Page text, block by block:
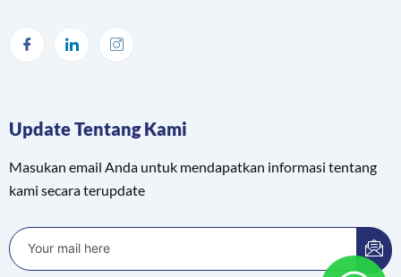
Update Tentang Kami
Masukan email Anda untuk mendapatkan informasi tentang
kami secara terupdate